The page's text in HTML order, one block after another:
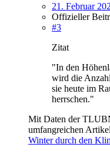
21. Februar
Offizieller
#3
Zitat
"In den
wird die
sie heute im
herrschen."
Mit Daten der
umfangreichen
Winter durch den